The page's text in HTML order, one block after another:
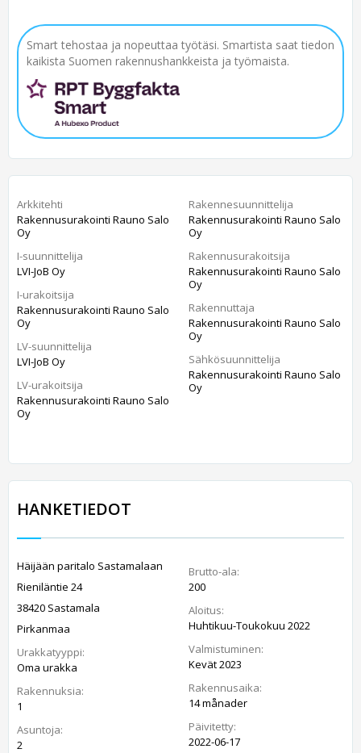
Smart tehostaa ja nopeuttaa työtäsi. Smartista saat tiedon
kaikista Suomen rakennushankkeista ja työmaista.
Arkkitehti
Rakennusurakointi Rauno Salo
Oy
I-suunnittelija
LVI-JoB Oy
I-urakoitsija
Rakennusurakointi Rauno Salo
Oy
LV-suunnittelija
LVI-JoB Oy
LV-urakoitsija
Rakennusurakointi Rauno Salo
Oy
Rakennesuunnittelija
Rakennusurakointi Rauno Salo
Oy
Rakennusurakoitsija
Rakennusurakointi Rauno Salo
Oy
Rakennuttaja
Rakennusurakointi Rauno Salo
Oy
Sähkösuunnittelija
Rakennusurakointi Rauno Salo
Oy
HANKETIEDOT
Häijään paritalo Sastamalaan
Rieniläntie 24
38420 Sastamala
Pirkanmaa
Urakkatyyppi:
Oma urakka
Rakennuksia:
1
Asuntoja:
2
Brutto-ala:
200
Aloitus:
Huhtikuu-Toukokuu 2022
Valmistuminen:
Kevät 2023
Rakennusaika:
14 månader
Päivitetty:
2022-06-17